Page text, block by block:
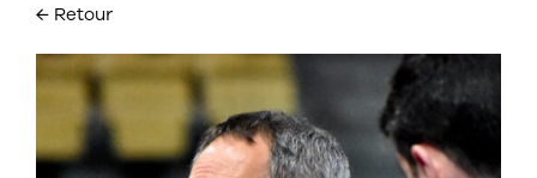
← Retour